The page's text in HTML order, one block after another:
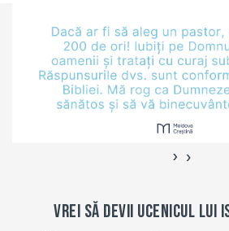
‹ ›
Vrei să devii ucenicul lui